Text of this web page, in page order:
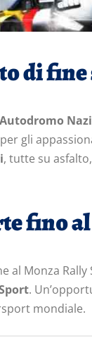
di
Autodromo
gli
, tutte su
fino
al Monza
.
mondiale.